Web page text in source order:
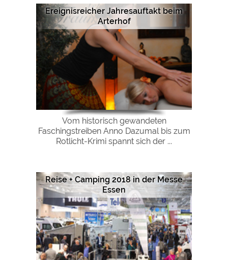
Ereignisreicher Jahresauftakt beim
Arterhof
Vom historisch gewandeten
Faschingstreiben Anno Dazumal bis zum
Rotlicht-Krimi spannt sich der ...
Reise + Camping 2018 in der Messe
Essen